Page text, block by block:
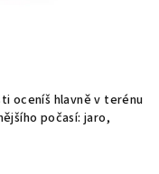
oceníš hlavně v terénu
počasí: jaro,